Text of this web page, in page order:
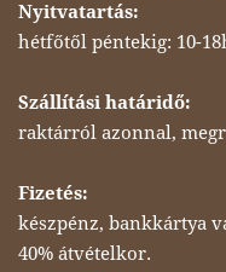
Nyitvatartás:
hétfőtől péntekig: 10-
Szállítási határidő:
raktárról azonnal,
Fizetés:
készpénz, bankkártya
40% átvételkor.